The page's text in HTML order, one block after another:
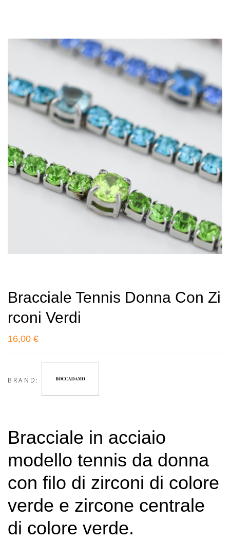
Bracciale Tennis Donna Con Zi
Rconi Verdi
16,00 €
BRAND:
Bracciale in acciaio
modello tennis da donna
con filo di zirconi di colore
verde e zircone centrale
di colore verde.